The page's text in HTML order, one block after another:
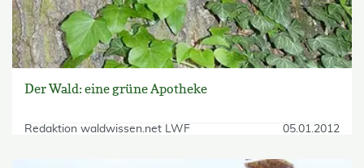
Der Wald: eine grüne Apotheke
Redaktion waldwissen.net LWF 05.01.2012